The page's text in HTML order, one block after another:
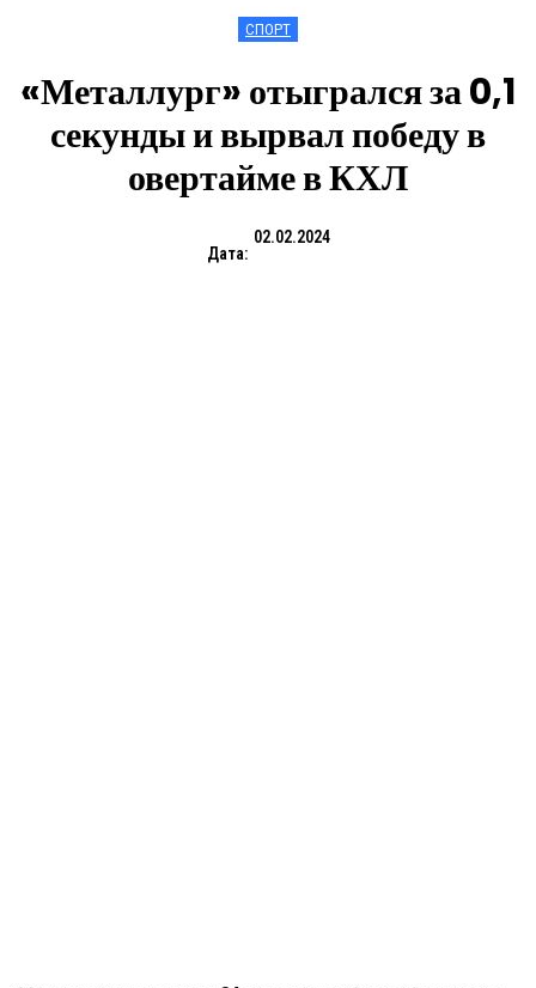
СПОРТ
«Металлург» отыгрался за 0,1
секунды и вырвал победу в
овертайме в КХЛ
Дата:
02.02.2024